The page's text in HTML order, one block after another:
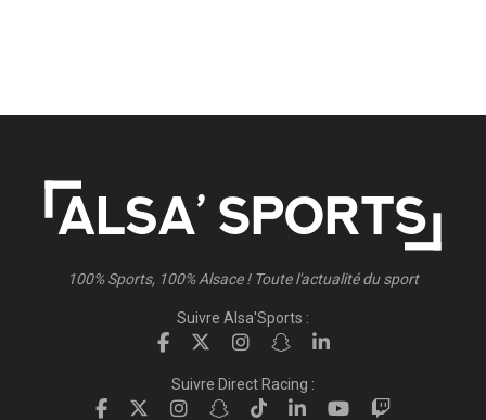
100% Sports, 100% Alsace ! Toute l'actualité du sport
Suivre Alsa'Sports :
Suivre Direct Racing :